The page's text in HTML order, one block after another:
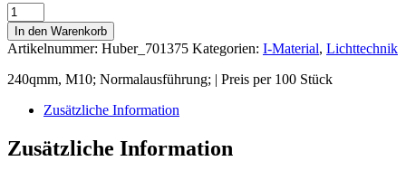
Kerbkabelschuhe,
Ringform
Menge
In den Warenkorb
Artikelnummer: Huber_701375 Kategorien: I-Material, Lichttechnik
240qmm, M10; Normalausführung; | Preis per 100 Stück
Zusätzliche Information
Zusätzliche Information